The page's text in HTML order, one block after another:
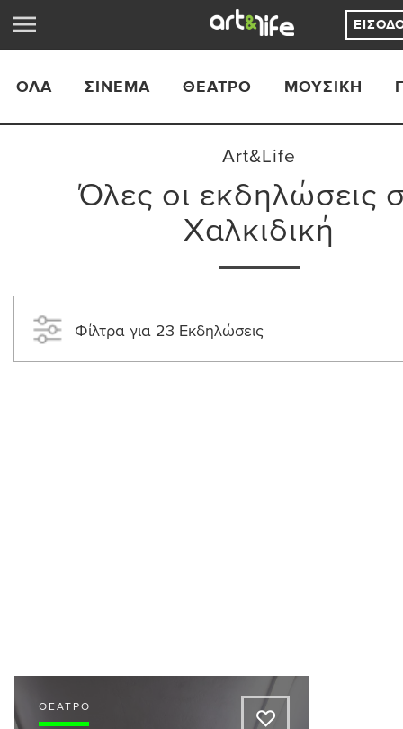
ΟΛΑ ΣΙΝΕΜΆ ΘΈΑΤΡΟ ΜΟΥΣΙΚΉ
Art&Life
Όλες οι εκδηλώσεις
Χαλκιδική
Φίλτρα για 23 Εκδηλώσεις
ΘΈΑΤΡΟ
A